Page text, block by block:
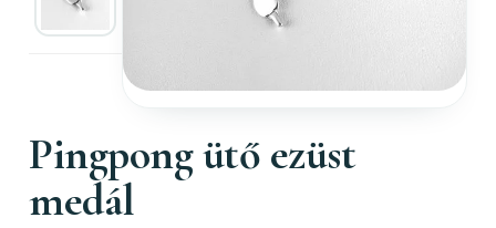
Pingpong ütő ezüst
medál